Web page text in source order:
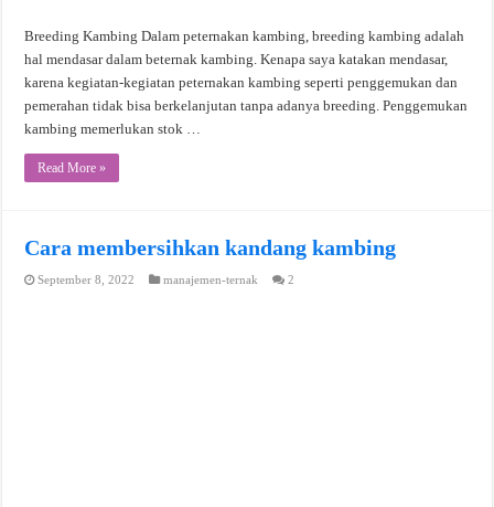
Breeding Kambing Dalam peternakan kambing, breeding kambing adalah
hal mendasar dalam beternak kambing. Kenapa saya katakan mendasar,
karena kegiatan-kegiatan peternakan kambing seperti penggemukan dan
pemerahan tidak bisa berkelanjutan tanpa adanya breeding. Penggemukan
kambing memerlukan stok …
Read More »
Cara membersihkan kandang kambing
September 8, 2022 manajemen-ternak 2